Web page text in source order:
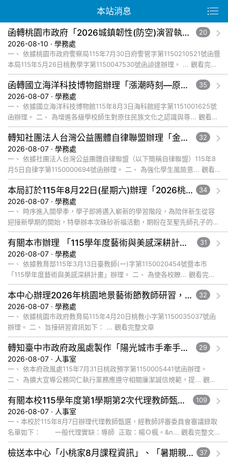
本站消息
函轉桃園市政府「2026城鎮韌性(防空)演習執行計畫」修訂對照表1份 20
2026-08-10 · 學務處
一、 依據桃園市政府警察局115年7月30日府警管字第1150210521號函暨
本局115年5月26日桃教學字第1150047530號函諒達辦理。 ... 觀看完整
文章
函轉國立海洋科技博物館辦理「漲潮時刻—原民智慧主題探索課程」參訪補助案，請查照。 35
2026-08-07 · 學務處
一、 依據國立海洋科技博物館115年8月3日海科館經字第1151001625號
函辦理。 二、 為增進各級學校師生對原住民族文化之認識與尊... 觀看完
整文章
轉知社團法人台灣公益團體自律聯盟辦理「金融基礎教育教材」推廣工作坊一案，鼓勵貴校教師踴躍報名參加，並本權責核予出席教師公假登記， 詳如說明，請查照。 32
2026-08-07 · 學務處
一、 依據社團法人台灣公益團體自律聯盟（以下簡稱自律聯盟）115年8
月5日自律字第1150000694號函辦理。 二、 為強化學生風險意... 觀看
完整文章
本局訂於115年8月22日(星期六)辦理「2026桃園市孔廟祈福系列活動—儒門初開 智慧啟航」，請協助公告周知，詳如說明，請查照。 34
2026-08-07 · 學務處
一、 時序進入開學季，學子即將邁入嶄新的學習階段，為陪伴新生從容
迎接新學期的開始，特舉辦本次硃砂祈福活動，期盼在至聖先師孔子的智
慧啟發與祝福下，使學子開啟智慧，眼明心亮，未來學業順利、步步高
升... 觀看完整文章
有關本市辦理 「115學年度藝術與美感深耕計畫」申辦說明會一案，請踴躍參加，請查照。 31
2026-08-07 · 學務處
一、 依據教育部115年3月13日臺教師(一)字第1150020454號暨本市
「115學年度藝術與美感深耕計畫」辦理。 二、 為使各校瞭... 觀看完整
文章
本中心辦理2026年桃園地景藝術節教師研習，請惠予轉知貴校教師踴躍報名參加，請查照。 32
2026-08-07 · 學務處
一、 依據桃園市政府教育局115年4月20日桃教小字第1150035037號函
辦理。 二、 旨接研習資訊如下： ... 觀看完整文章
轉知臺中市政府政風處製作「陽光城市手牽手，綠能透明齊步走」動畫影片，請協助宣導運用，請查照。 29
2026-08-07 · 人事室
一、 依本府政風處115年7月31日桃政預字第1150005441號函辦理。
二、 為擴大宣導公務同仁執行業務應遵守相關廉潔誠信規範，提... 觀看
完整文章
有關本校115學年度第1學期第2次代理教師甄選錄取公告 109
2026-08-07 · 人事室
一、本校於115年8月7日辦理代理教師甄選，經教師評審委員會審議錄取
名單如下： 一般代理實缺：導師 正取：楊Ｏ楓。&n... 觀看完整文
章
檢送本中心「小桃家8月課程資訊」、「暑期親子電影營」、「祖孫樂淘桃」、「愛『原原』不絕-親子共學同樂會」、「邁向下一站幸福系列講座及成長團體」海報各1份，惠請貴機關(學校)運用多元管道宣導 37